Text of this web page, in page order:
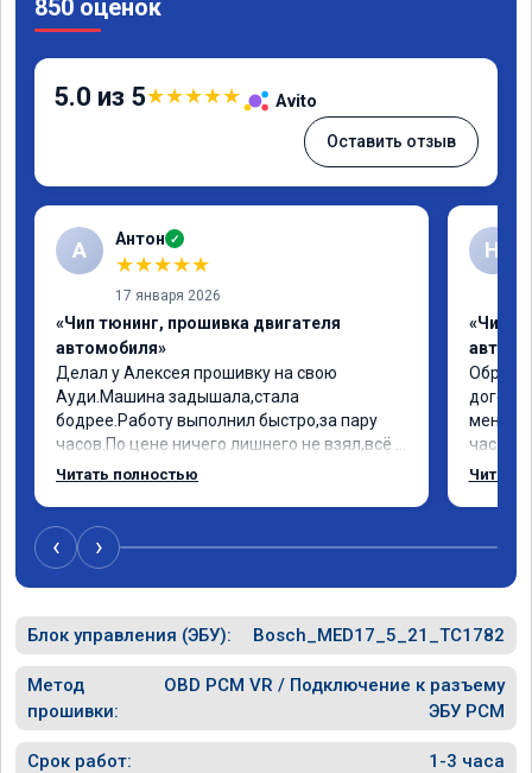
850 оценок
5.0 из 5★★★★★ Avito
Оставить отзыв
А Антон ✓
★★★★★
17 января 2026
«Чип тюнинг, прошивка двигателя
автомобиля»
Делал у Алексея прошивку на свою
Ауди.Машина задышала,стала
бодрее.Работу выполнил быстро,за пару
часов.По цене ничего лишнего не взял,всё
как договаривались заранее.После работы
случае поломки авто.Однозначно
рекомендую Алексея как грамотного
специалиста!
Читать полностью
Н
«Чип
меня
час
Арман
Читать
‹ ›
Блок управления (ЭБУ): Bosch_MED17_5_21_TC1782
Метод
прошивки:
OBD PCM VR / Подключение к разъему
ЭБУ PCM
Срок работ: 1-3 часа